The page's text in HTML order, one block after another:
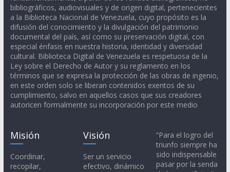
bibliográficos, audiovisuales y de origen digital, pertenecientes
a la Biblioteca Nacional de Venezuela, cuyo propósito es la
difusión del conocimiento y la divulgación del patrimonio
documental del país, así como su preservación digital, con
especial énfasis en nuestra historia, identidad y diversidad
cultural. Biblioteca Digital de Venezuela es respetuosa de la
Ley sobre el Derecho de Autor y su reglamento en los
términos que se expresa la protección de las obras de ingenio,
en este orden solo se liberan contenidos exentos de su
cumplimiento, salvo en aquellos casos que sus creadores
autoricen formalmente su incorporación por este medio
Misión
Coordinar,
recopilar,
Visión
Ser un servicio
efectivo, dinámico
“Para el logro del
triunfo siempre ha
sido indispensable
pasar por la senda